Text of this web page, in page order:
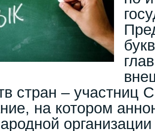
стран – участниц
на котором